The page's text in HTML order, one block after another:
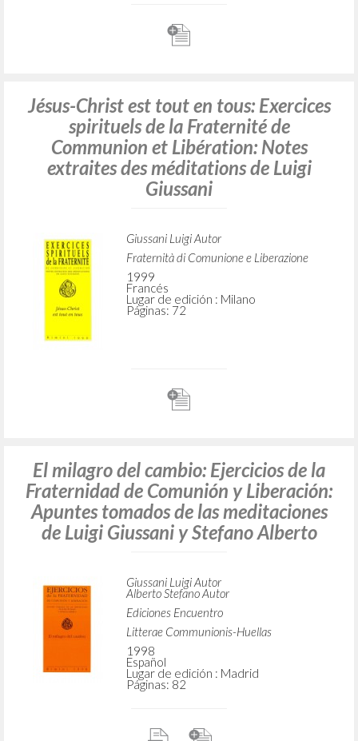
Jésus-Christ est tout en tous: Exercices
spirituels de la Fraternité de
Communion et Libération: Notes
extraites des méditations de Luigi
Giussani
Giussani Luigi Autor
Fraternità di Comunione e Liberazione
1999
Francés
Lugar de edición : Milano
Páginas: 72
El milagro del cambio: Ejercicios de la
Fraternidad de Comunión y Liberación:
Apuntes tomados de las meditaciones
de Luigi Giussani y Stefano Alberto
Giussani Luigi Autor
Alberto Stefano Autor
Ediciones Encuentro
Litterae Communionis-Huellas
1998
Español
Lugar de edición : Madrid
Páginas: 82